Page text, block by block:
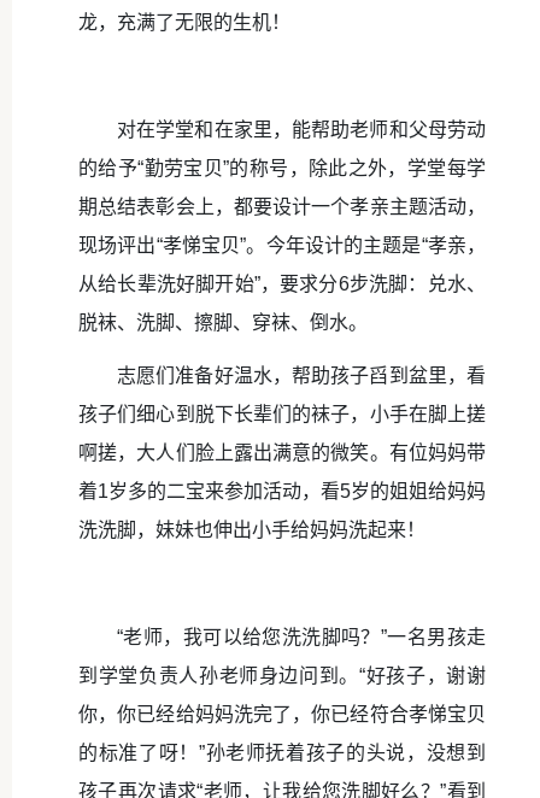
龙，充满了无限的生机！
对在学堂和在家里，能帮助老师和父母劳动
的给予“勤劳宝贝”的称号，除此之外，学堂每学
期总结表彰会上，都要设计一个孝亲主题活动，
现场评出“孝悌宝贝”。今年设计的主题是“孝亲，
从给长辈洗好脚开始”，要求分6步洗脚：兑水、
脱袜、洗脚、擦脚、穿袜、倒水。
志愿们准备好温水，帮助孩子舀到盆里，看
孩子们细心到脱下长辈们的袜子，小手在脚上搓
啊搓，大人们脸上露出满意的微笑。有位妈妈带
着1岁多的二宝来参加活动，看5岁的姐姐给妈妈
洗洗脚，妹妹也伸出小手给妈妈洗起来！
“老师，我可以给您洗洗脚吗？”一名男孩走
到学堂负责人孙老师身边问到。“好孩子，谢谢
你，你已经给妈妈洗完了，你已经符合孝悌宝贝
的标准了呀！”孙老师抚着孩子的头说，没想到
孩子再次请求“老师，让我给您洗脚好么？”看到